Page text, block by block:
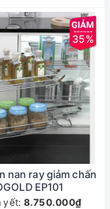
35%
nan ray giảm chấn
EP101
yết: 8.750.000₫